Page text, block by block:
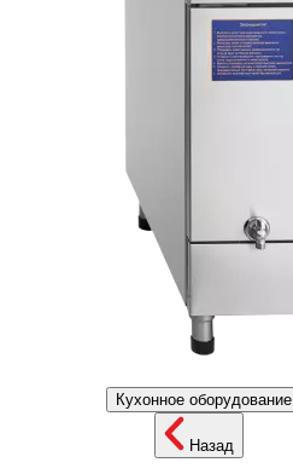
Кухонное оборудование
Назад